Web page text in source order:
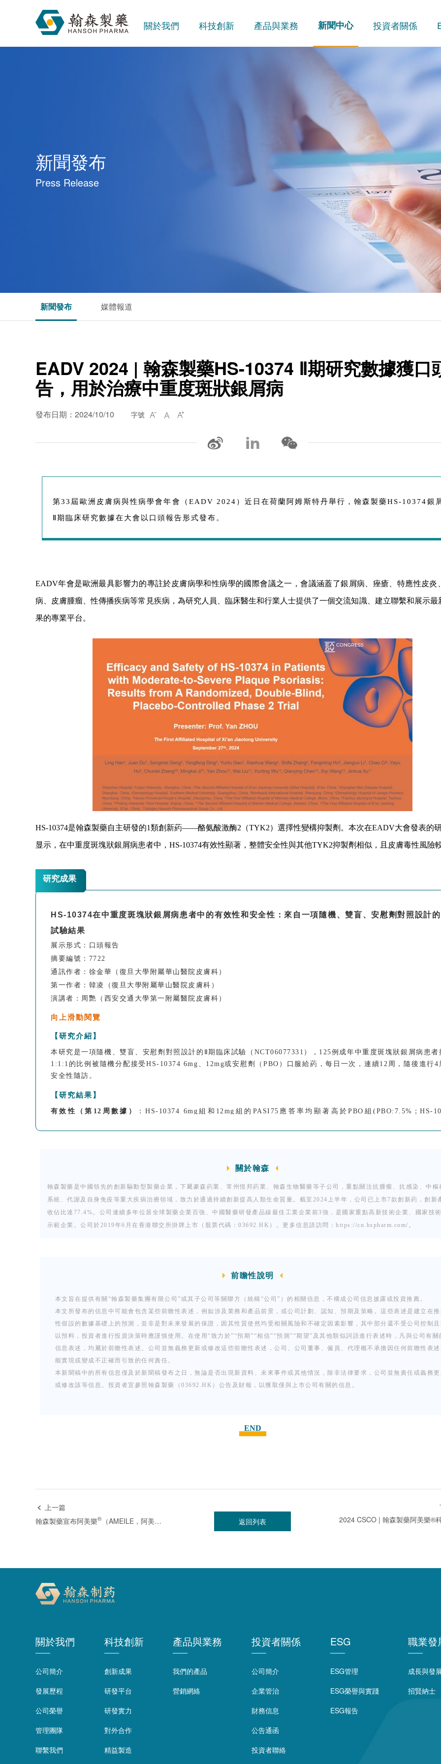
關於我們 科技創新 產品與業務 新聞中心 投資者關係
新聞發布
Press Release
新聞發布 媒體報道
EADV 2024 | 翰森製藥HS-10374 Ⅱ期研究數據獲口
告，用於治療中重度斑狀銀屑病
發布日期：2024/10/10 字號   
第33屆歐洲皮膚病與性病學會年會（EADV 2024）近日在荷蘭阿姆斯特丹舉行，翰森製藥HS-10374銀
Ⅱ期臨床研究數據在大會以口頭報告形式發布。
EADV年會是歐洲最具影響力的專註於皮膚病學和性病學的國際會議之一，會議涵蓋了銀屑病、痤瘡、特應性皮炎
病、皮膚腫瘤、性傳播疾病等常見疾病，為研究人員、臨床醫生和行業人士提供了一個交流知識、建立聯繫和展示最
果的專業平台。
HS-10374是翰森製藥自主研發的1類創新葯——酪氨酸激酶2（TYK2）選擇性變構抑製劑 。本次在EADV大會發表的
显示，在中重度斑塊狀銀屑病患者中，HS-10374有效性顯著，整體安全性與其他TYK2抑製劑相似，且皮膚毒性風險較
研究成果
HS-10374在中重度斑塊狀銀屑病患者中的有效性和安全性：來自一項隨機、雙盲、安慰劑對照設計的
試驗結果
展示形式：口頭報告
摘要編號：7722
通訊作者：徐金華 （復旦大學附屬華山醫院皮膚科）
第一作者：韓凌
（復旦大學附屬華山醫院皮膚科）
演講者：
周艷 （西安交通大學第一附屬醫院皮膚科）
向上滑動閱覽
【研究介紹】
本研究是一項隨機、雙盲、安慰劑對照設計的Ⅱ期臨床試驗（NCT06077331），125例成年中重度斑塊狀銀屑病患者
1:1:1的比例被隨機分配接受HS-10374 6mg、12mg或安慰劑（PBO）口服給葯，每日一次，連續12周，隨後進行4
安全性隨訪。
【研究結果】
有效性（第12周數據）
：HS-10374 6mg組和12mg組的PASI75應答率均顯著高於PBO組(PBO:7.5%；HS-
究唯一1例被判與治療相關的SAE來自安慰劑組。HS-10374的總體安全性表現與其他TYK2抑製劑相似，但與部分
【研究結論】
基於Ⅱ期研究數據，翰森製藥將在今年啟動HS-10374在中重度斑塊狀銀屑病患者中的Ⅲ期臨床研究，確證HS-10374
關於翰森
翰森製藥是中國領先的創新驅動型製藥企業，下屬豪森葯業、常州恆邦葯業、翰森生物醫藥等子公司，重點關注抗腫瘤、抗感染、中樞
系統、代謝及自身免疫等重大疾病治療領域，致力於通過持續創新提高人類生命質量。截至2024上半年，公司已上市7款創新葯，創新
收佔比達77.4%。公司連續多年位居全球製藥企業百強、中國醫藥研發產品線最佳工業企業前3強，是國家重點高新技術企業、國家技
示範企業。公司於2019年6月在香港聯交所掛牌上市（股票代碼：03692.HK）。更多信息請訪問：https://cn.hspharm.com/。
前瞻性說明
本文旨在提供有關“翰森製藥集團有限公司”或其子公司等關聯方（統稱“公司”）的相關信息，不構成公司信息披露或投資推薦。
本文所發布的信息中可能會包含某些前瞻性表述，例如涉及業務和產品前景，或公司計劃、認知、預期及策略。這些表述是建立在推
性假設的數據基礎上的預測，並非是對未來發展的保證，因其性質使然均受相關風險和不確定因素影響，其中部分還不受公司控制且
以預料，投資者進行投資決策時應謹慎使用。在使用“致力於”“預期”“相信”“預測”“期望”及其他類似詞語進行表述時，凡與公司有關
信息表述，均屬於前瞻性表述。公司並無義務更新或修改這些前瞻性表述，公司、公司董事、僱員、代理概不承擔因任何前瞻性表述
能實現或變成不正確而引致的任何責任。
本新聞稿中的所有信息僅及於新聞稿發布之日，無論是否出現新資料、未來事件或其他情況，除非法律要求，公司並無責任或義務更
或修改該等信息。投資者宜參照翰森製藥（03692.HK）公告及財報，以獲取僅與上市公司有關的信息。
END

上一篇
翰森製藥宣布阿美樂® （AMEILE，阿美替尼）聯合化療治療EGFR突變晚期肺癌的III期註冊試驗取得积極結果 返回列表
關於我們
公司簡介
發展歷程
公司榮譽
管理團隊
聯繫我們
科技創新
創新成果
研發平台
研發實力
對外合作
精益製造
產品與業務
我們的產品
營銷網絡
投資者關係
公司簡介
企業管治
財務信息
公告通函
投資者聯絡
ESG
ESG管理
ESG榮譽與實踐
ESG報告
職業發
成長與發
招賢納士